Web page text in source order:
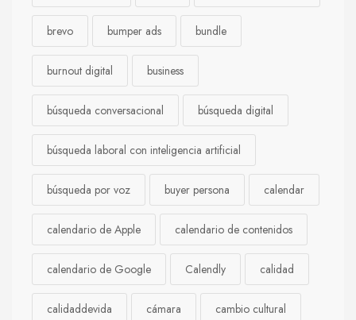
brevo bumper ads bundle
burnout digital business
búsqueda conversacional búsqueda digital
búsqueda laboral con inteligencia artificial
búsqueda por voz buyer persona calendar
calendario de Apple calendario de contenidos
calendario de Google Calendly calidad
calidaddevida cámara cambio cultural